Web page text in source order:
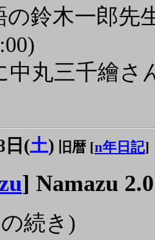
の鈴木一郎先
中丸三千繪さ
日(土) 旧暦 [n年日記]
] Namazu
の続き)